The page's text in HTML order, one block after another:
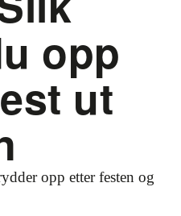
opp
ut
opp etter festen og